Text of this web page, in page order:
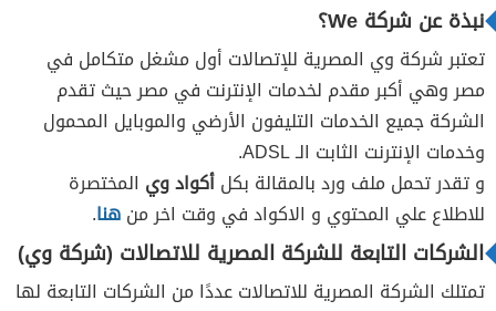
نبذة عن شركة We؟
تعتبر شركة وي المصرية للإتصالات أول مشغل متكامل في
مصر وهي أكبر مقدم لخدمات الإنترنت في مصر حيث تقدم
الشركة جميع الخدمات التليفون الأرضي والموبايل المحمول
وخدمات الإنترنت الثابت الـ ADSL.
و تقدر تحمل ملف ورد بالمقالة بكلأكواد وي المختصرة
للاطلاع علي المحتوي و الاكواد في وقت اخر منهنا.
الشركات التابعة للشركة المصرية للاتصالات (شركة وي)
تمتلك الشركة المصرية للاتصالات عددًا من الشركات التابعة لها